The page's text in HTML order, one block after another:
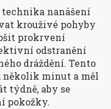
nanášení
krouživé pohyby
prokrvení
odstranění
dráždění. Tento
několik minut a měl
týdně, aby se
pokožky.